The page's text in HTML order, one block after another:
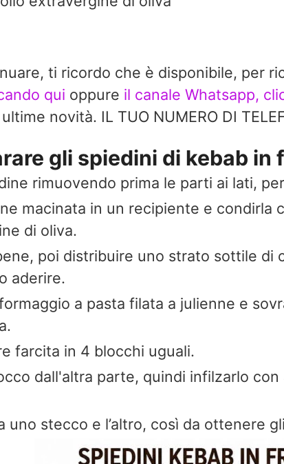
ti ricordo che è disponibile, per
qui oppure il canale Whatsapp,
ultime novità. IL TUO NUMERO DI
gli spiedini di kebab in
rimuovendo prima le parti ai lati,
macinata in un recipiente e condirla
di oliva.
poi distribuire uno strato sottile di
aderire.
a pasta filata a julienne e
farcita in 4 blocchi uguali.
dall'altra parte, quindi infilzarlo
uno stecco e l’altro, così da ottenere